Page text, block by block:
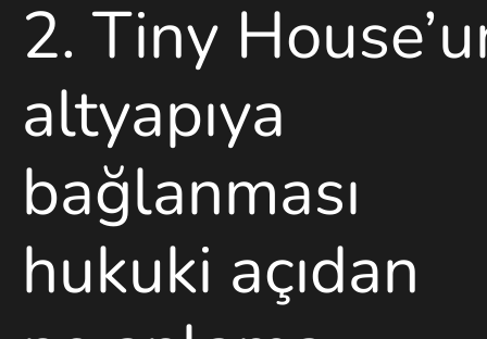
2.Tiny
altyapıya
bağlanması
hukuki açıdan